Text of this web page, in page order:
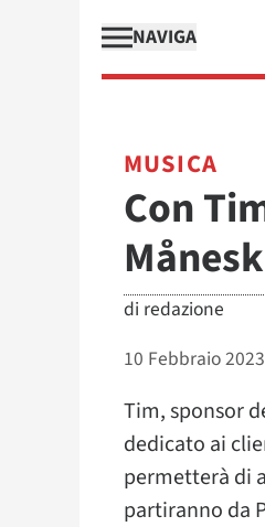
NAVIGA
MUSICA
Con
di redazione
10 Febbraio 2023
Tim, sponsor
dedicato ai
permetterà di
partiranno da